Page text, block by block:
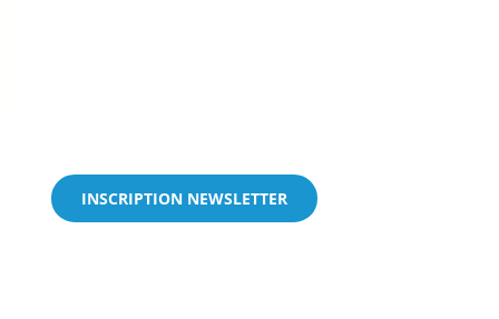
INSCRIPTION NEWSLETTER